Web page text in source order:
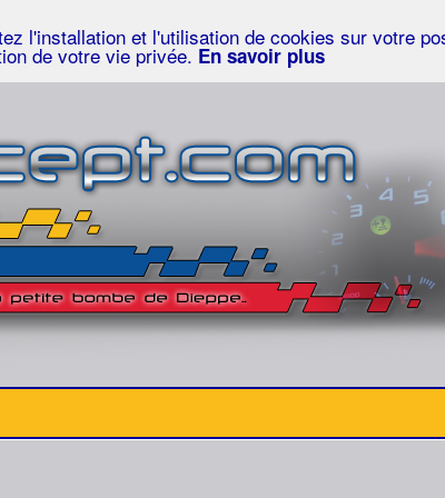
l'installation et l'utilisation de cookies sur votre
de votre vie privée. En savoir plus